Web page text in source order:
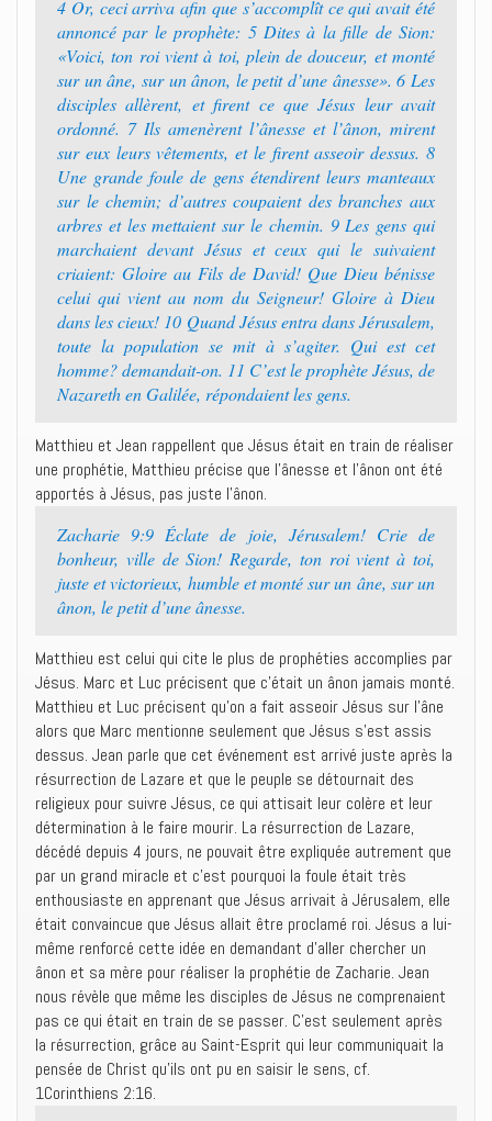
4 Or, ceci arriva afin que s’accomplît ce qui avait été
annoncé par le prophète: 5 Dites à la fille de Sion:
«Voici, ton roi vient à toi, plein de douceur, et monté
sur un âne, sur un ânon, le petit d’une ânesse». 6 Les
disciples allèrent, et firent ce que Jésus leur avait
ordonné. 7 Ils amenèrent l’ânesse et l’ânon, mirent
sur eux leurs vêtements, et le firent asseoir dessus. 8
Une grande foule de gens étendirent leurs manteaux
sur le chemin; d’autres coupaient des branches aux
arbres et les mettaient sur le chemin. 9 Les gens qui
marchaient devant Jésus et ceux qui le suivaient
criaient: Gloire au Fils de David! Que Dieu bénisse
celui qui vient au nom du Seigneur! Gloire à Dieu
dans les cieux! 10 Quand Jésus entra dans Jérusalem,
toute la population se mit à s’agiter. Qui est cet
homme? demandait-on. 11 C’est le prophète Jésus, de
Nazareth en Galilée, répondaient les gens.
Matthieu et Jean rappellent que Jésus était en train de réaliser
une prophétie, Matthieu précise que l’ânesse et l’ânon ont été
apportés à Jésus, pas juste l’ânon.
Zacharie 9:9 Éclate de joie, Jérusalem! Crie de
bonheur, ville de Sion! Regarde, ton roi vient à toi,
juste et victorieux, humble et monté sur un âne, sur un
ânon, le petit d’une ânesse.
Matthieu est celui qui cite le plus de prophéties accomplies par
Jésus. Marc et Luc précisent que c’était un ânon jamais monté.
Matthieu et Luc précisent qu’on a fait asseoir Jésus sur l’âne
alors que Marc mentionne seulement que Jésus s’est assis
dessus. Jean parle que cet événement est arrivé juste après la
résurrection de Lazare et que le peuple se détournait des
religieux pour suivre Jésus, ce qui attisait leur colère et leur
détermination à le faire mourir. La résurrection de Lazare,
décédé depuis 4 jours, ne pouvait être expliquée autrement que
par un grand miracle et c’est pourquoi la foule était très
enthousiaste en apprenant que Jésus arrivait à Jérusalem, elle
était convaincue que Jésus allait être proclamé roi. Jésus a lui-
même renforcé cette idée en demandant d’aller chercher un
ânon et sa mère pour réaliser la prophétie de Zacharie. Jean
nous révèle que même les disciples de Jésus ne comprenaient
pas ce qui était en train de se passer. C’est seulement après
la résurrection, grâce au Saint-Esprit qui leur communiquait la
pensée de Christ qu’ils ont pu en saisir le sens, cf.
1Corinthiens 2:16.